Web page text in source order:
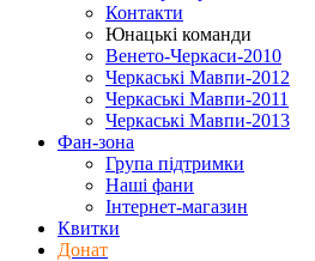
Контакти
Юнацькі команди
Венето-Черкаси-2010
Черкаські Мавпи-2012
Черкаські Мавпи-2011
Черкаські Мавпи-2013
Фан-зона
Група підтримки
Наші фани
Інтернет-магазин
Квитки
Донат